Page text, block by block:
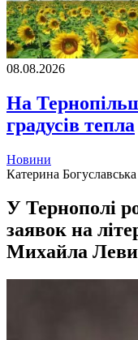
08.08.2026
На
градусів тепла
Новини
Катерина Богуславська
У Тернополі
заявок на
Михайла